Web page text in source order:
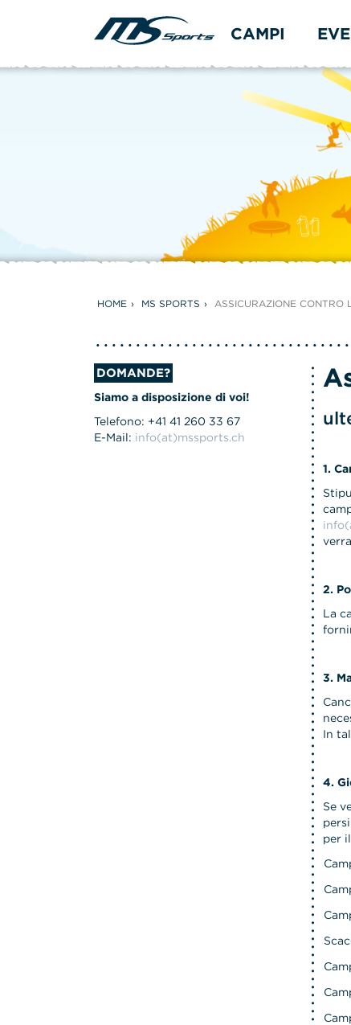
CAMPI
HOME MS SPORTS ASSICURAZIONE CONTRO
1.
2.
La
3.
In
4.
Se
per
DOMANDE?
Siamo a disposizione di voi!
Telefono: +41 41 260 33 67
E-Mail: info(at)mssports.ch